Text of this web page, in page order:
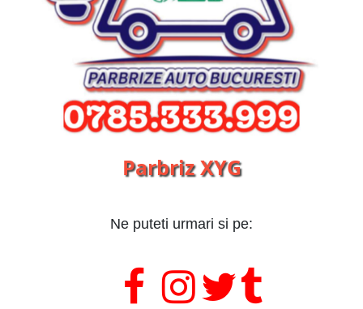
Parbriz XYG
Ne puteti urmari si pe:
